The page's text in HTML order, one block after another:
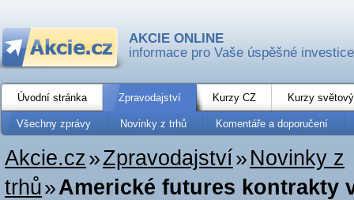
AKCIE ONLINE
informace pro Vaše úspěšné investice
Úvodní stránka Zpravodajství Kurzy CZ Kurzy
Všechny zprávy Novinky z trhů Komentáře a doporučení
Akcie.cz»Zpravodajství» Novinky z
trhů»Americké futures kontrakty